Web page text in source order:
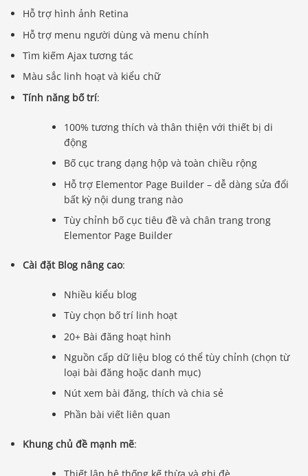
Hỗ trợ hình ảnh Retina
Hỗ trợ menu người dùng và menu chính
Tìm kiếm Ajax tương tác
Màu sắc linh hoạt và kiểu chữ
Tính năng bố trí:
100% tương thích và thân thiện với thiết bị di
động
Bố cục trang dạng hộp và toàn chiều rộng
Hỗ trợ Elementor Page Builder – dễ dàng sửa đổi
bất kỳ nội dung trang nào
Tùy chỉnh bố cục tiêu đề và chân trang trong
Elementor Page Builder
Cài đặt Blog nâng cao:
Nhiều kiểu blog
Tùy chọn bố trí linh hoạt
20+ Bài đăng hoạt hình
Nguồn cấp dữ liệu blog có thể tùy chỉnh (chọn từ
loại bài đăng hoặc danh mục)
Nút xem bài đăng, thích và chia sẻ
Phần bài viết liên quan
Khung chủ đề mạnh mẽ: